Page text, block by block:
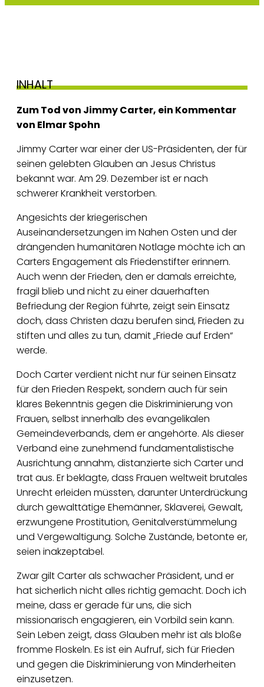
INHALT
Zum Tod von Jimmy Carter, ein Kommentar
von Elmar Spohn
Jimmy Carter war einer der US-Präsidenten, der für
seinen gelebten Glauben an Jesus Christus
bekannt war. Am 29. Dezember ist er nach
schwerer Krankheit verstorben.
Angesichts der kriegerischen
Auseinandersetzungen im Nahen Osten und der
drängenden humanitären Notlage möchte ich an
Carters Engagement als Friedenstifter erinnern.
Auch wenn der Frieden, den er damals erreichte,
fragil blieb und nicht zu einer dauerhaften
Befriedung der Region führte, zeigt sein Einsatz
doch, dass Christen dazu berufen sind, Frieden zu
stiften und alles zu tun, damit „Friede auf Erden“
werde.
Doch Carter verdient nicht nur für seinen Einsatz
für den Frieden Respekt, sondern auch für sein
klares Bekenntnis gegen die Diskriminierung von
Frauen, selbst innerhalb des evangelikalen
Gemeindeverbands, dem er angehörte. Als dieser
Verband eine zunehmend fundamentalistische
Ausrichtung annahm, distanzierte sich Carter und
trat aus. Er beklagte, dass Frauen weltweit brutales
Unrecht erleiden müssten, darunter Unterdrückung
durch gewalttätige Ehemänner, Sklaverei, Gewalt,
erzwungene Prostitution, Genitalverstümmelung
und Vergewaltigung. Solche Zustände, betonte er,
seien inakzeptabel.
Zwar gilt Carter als schwacher Präsident, und er
hat sicherlich nicht alles richtig gemacht. Doch ich
meine, dass er gerade für uns, die sich
missionarisch engagieren, ein Vorbild sein kann.
Sein Leben zeigt, dass Glauben mehr ist als bloße
fromme Floskeln. Es ist ein Aufruf, sich für Frieden
und gegen die Diskriminierung von Minderheiten
einzusetzen.